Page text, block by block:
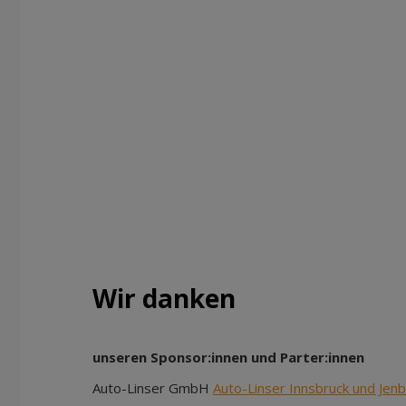
Wir danken
unseren Sponsor:innen und Parter:innen
Auto-Linser GmbH Auto-Linser Innsbruck und